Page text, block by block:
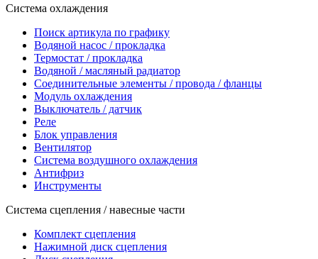
Система охлаждения
Поиск артикула по графику
Водяной насос / прокладка
Термостат / прокладка
Водяной / масляный радиатор
Соединительные элементы / провода / фланцы
Модуль охлаждения
Выключатель / датчик
Реле
Блок управления
Вентилятор
Система воздушного охлаждения
Антифриз
Инструменты
Система сцепления / навесные части
Комплект сцепления
Нажимной диск сцепления